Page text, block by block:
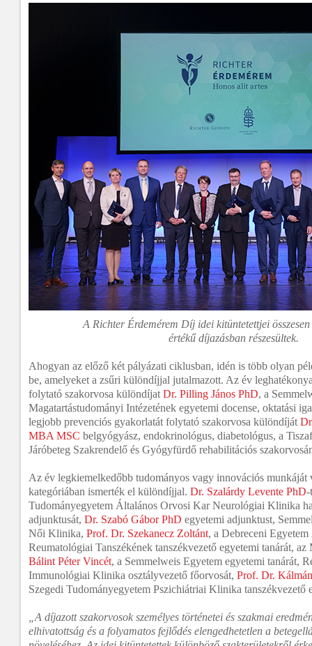
A Richter Érdemérem Díj idei kitüntetettjei
értékű díjazásban részesültek.
Ahogyan az előző két pályázati ciklusban, idén is több olyan
be, amelyeket a zsűri különdíjjal jutalmazott. Az év
folytató szakorvosa különdíjat Dr. Pilling János PhD, a
Magatartástudományi Intézetének egyetemi docense, oktatási
legjobb prevenciós gyakorlatát folytató szakorvosa különdíját
MBA MSC belgyógyász, endokrinológus, diabetológus, a
Járóbeteg Szakrendelő és Gyógyfürdő rehabilitációs
Az év legkiemelkedőbb tudományos vagy innovációs munkáját
kategóriában ismerték el különdíjjal. Dr. Szalárdy Levente PhD-
Tudományegyetem Általános Orvosi Kar Neurológiai Klinika
adjunktusát, Dr. Szabó Gábor PhD egyetemi adjunktust,
Női Klinika, Prof. Dr. Szekanecz Zoltánt, a Debreceni
Reumatológiai Tanszékének tanszékvezető egyetemi tanárát,
Bálint Péter Vincét, a Semmelweis Egyetem egyetemi tanárát,
Immunológiai Klinika osztályvezető főorvosát, Prof. Dr.
Szegedi Tudományegyetem Pszichiátriai Klinika tanszékvezető
„A díjazott szakorvosok személyes történetei és szakmai
elhivatottság és a folyamatos fejlődés elengedhetetlen a